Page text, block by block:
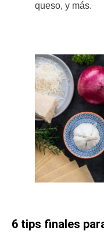
queso, y más.
6 tips finales